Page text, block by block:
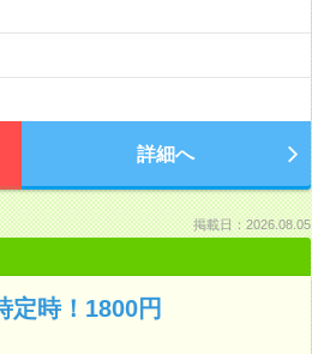
詳細へ
掲載日：2026.08.05
定時！1800円